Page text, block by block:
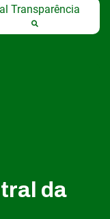
Transparência
da